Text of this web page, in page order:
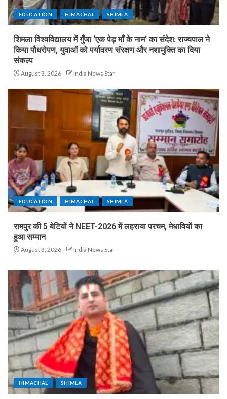
EDUCATION HIMACHAL SHIMLA
शिमला विश्वविद्यालय में गुँजा ‘एक पेड़ माँ के नाम’ का संदेश: राज्यपाल ने
किया पौधरोपण, युवाओं को पर्यावरण संरक्षण और नशामुक्ति का दिया
संकल्प
August 3, 2026 India News Star
EDUCATION HIMACHAL SHIMLA
रामपुर की 5 बेटियों ने NEET-2026 में लहराया परचम, मेधावियों का
हुआ सम्मान
August 3, 2026 India News Star
HIMACHAL SHIMLA